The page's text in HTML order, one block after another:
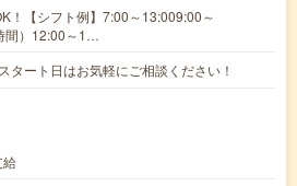
！【シフト例】7:00～13:009:00～
間）12:00～1…
ート日はお気軽にご相談ください！
給